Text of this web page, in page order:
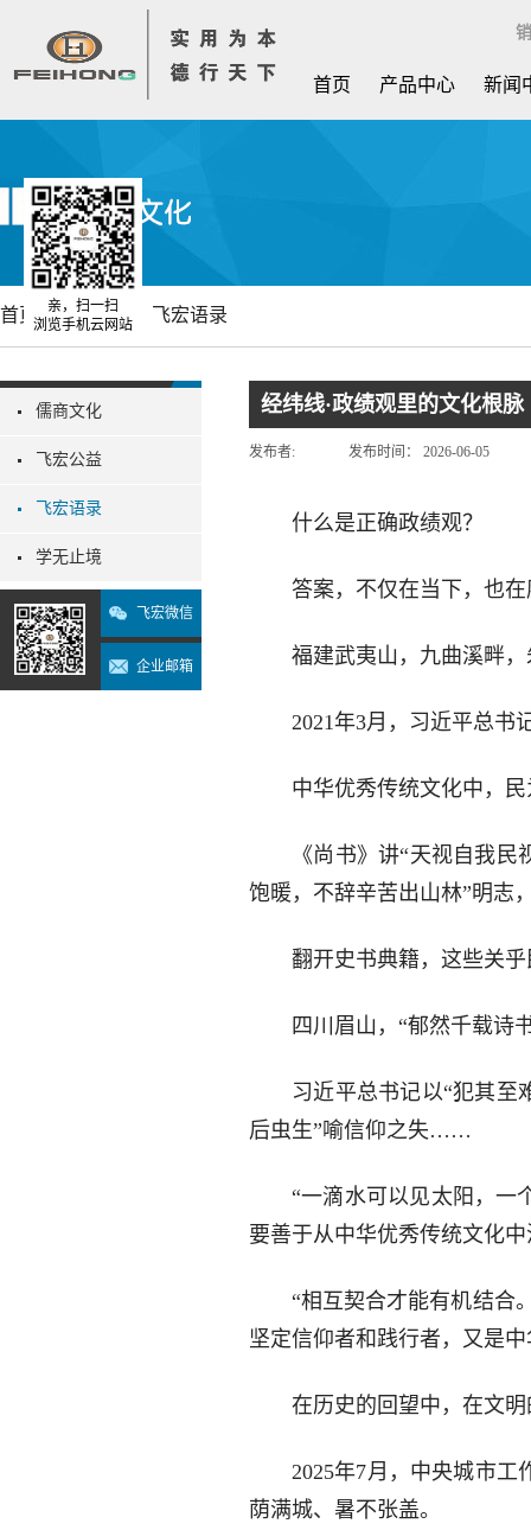
首页 产品中心 新闻
儒商文化
飞宏公益
飞宏语录
学无止境
飞宏微信
企业邮箱
首页 飞宏文化 飞宏语录
经纬线·政绩观里的文化根脉
发布者: 发布时间： 2026-06-05
什么是正确政绩观？
答案，不仅在当下，也
福建武夷山，九曲溪畔
2021年3月，习近平总书
中华优秀传统文化中，
《尚书》讲“天视自我
饱暖，不辞辛苦出山林”明志
翻开史书典籍，这些关
四川眉山，“郁然千载诗
习近平总书记以“犯其至
后虫生”喻信仰之失……
“一滴水可以见太阳，一
要善于从中华优秀传统文化
“相互契合才能有机结合
坚定信仰者和践行者，又是
在历史的回望中，在文
2025年7月，中央城市
荫满城、暑不张盖。
亲，扫一扫
浏览手机云网站